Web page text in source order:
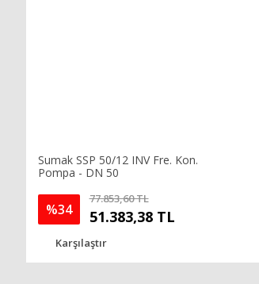
Sumak SSP 50/12 INV Fre. Kon.
Pompa - DN 50
%34
77.853,60 TL
51.383,38 TL
Karşılaştır